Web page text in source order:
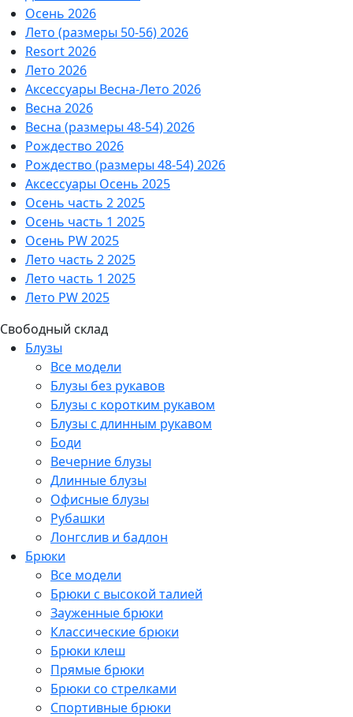
Осень 2026
Лето (размеры 50-56) 2026
Resort 2026
Лето 2026
Аксессуары Весна-Лето 2026
Весна 2026
Весна (размеры 48-54) 2026
Рождество 2026
Рождество (размеры 48-54) 2026
Аксессуары Осень 2025
Осень часть 2 2025
Осень часть 1 2025
Осень PW 2025
Лето часть 2 2025
Лето часть 1 2025
Лето PW 2025
Свободный склад
Блузы
Все модели
Блузы без рукавов
Блузы с коротким рукавом
Блузы с длинным рукавом
Боди
Вечерние блузы
Длинные блузы
Офисные блузы
Рубашки
Лонгслив и бадлон
Брюки
Все модели
Брюки с высокой талией
Зауженные брюки
Классические брюки
Брюки клеш
Прямые брюки
Брюки со стрелками
Спортивные брюки